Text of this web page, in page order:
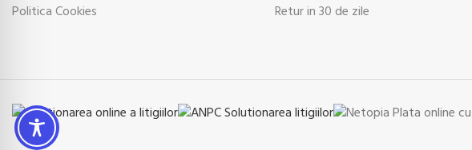
Politica Cookies
Retur in 30 de zile